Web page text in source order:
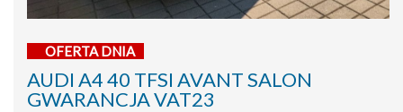
OFERTA DNIA
AUDI A4 40 TFSI AVANT SALON
GWARANCJA VAT23